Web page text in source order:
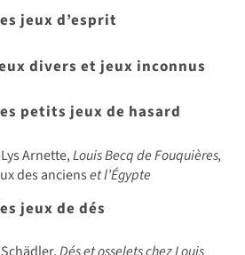
jeux d’esprit
divers et jeux inconnus
petits jeux de hasard
Arnette,Louis Becq de Fouquières,
des ancienset l’Égypte
jeux de dés